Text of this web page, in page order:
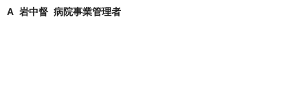
A 岩中督 病院事業管理者